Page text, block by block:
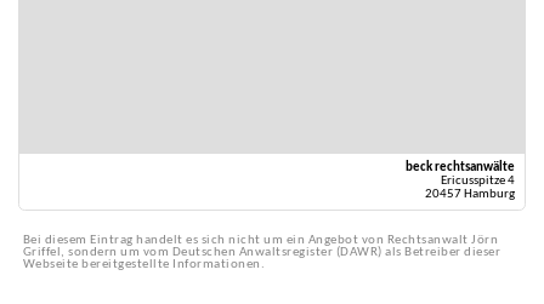
beck rechtsanwälte
Ericusspitze 4
20457 Hamburg
Bei diesem Eintrag handelt es sich nicht um ein Angebot von Rechtsanwalt Jörn
Griffel, sondern um vom Deutschen Anwaltsregister (DAWR) als Betreiber dieser
Webseite bereitgestellte Informationen.